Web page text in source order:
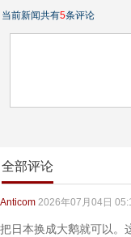
当前新闻共有5条评论
全部评论
Anticom 2026年07月04日
把日本换成大鹅就可以。